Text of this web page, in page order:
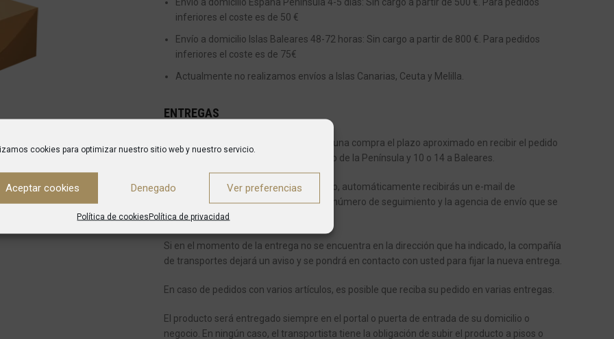
cookies para optimizar nuestro sitio web y nuestro servicio.
Aceptar cookies Denegado Ver preferencias
Política de cookiesPolítica de privacidad
inferiores el coste es de 50 €
Envío a domicilio Islas Baleares 48-72 horas: Sin cargo a partir de 800 €. Para pedidos
inferiores el coste es de 75€
Actualmente no realizamos envíos a Islas Canarias, Ceuta y Melilla.
ENTREGAS
Desde el momento en el que se realiza una compra el plazo aproximado en recibir el pedido
es de entre 5 y 7 días para envíos dentro de la Península y 10 o 14 a Baleares.
Una vez que el pedido haya sido enviado, automáticamente recibirás un e-mail de
confirmación del mismo indicándote el número de seguimiento y la agencia de envío que se
encargará de entregarte tu pedido.
Si en el momento de la entrega no se encuentra en la dirección que ha indicado, la compañía
de transportes dejará un aviso y se pondrá en contacto con usted para fijar la nueva entrega.
En caso de pedidos con varios artículos, es posible que reciba su pedido en varias entregas.
El producto será entregado siempre en el portal o puerta de entrada de su domicilio o
negocio. En ningún caso, el transportista tiene la obligación de subir el producto a pisos o